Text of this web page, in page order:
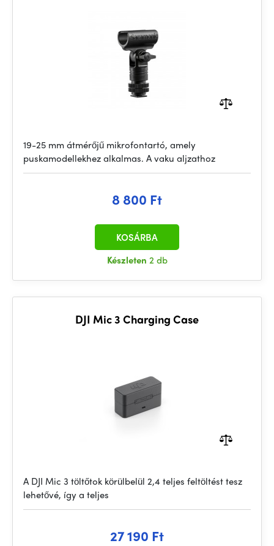
19-25 mm átmérőjű mikrofontartó, amely
puskamodellekhez alkalmas. A vaku aljzathoz
8 800 Ft
Készleten 2 db
KOSÁRBA
DJI Mic 3 Charging Case
A DJI Mic 3 töltőtok körülbelül 2,4 teljes feltöltést tesz
lehetővé, így a teljes
27 190 Ft